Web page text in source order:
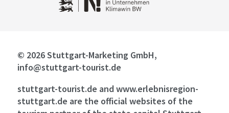
© 2026 Stuttgart-Marketing GmbH,
info@stuttgart-tourist.de
stuttgart-tourist.de and www.erlebnisregion-
stuttgart.de are the official websites of the